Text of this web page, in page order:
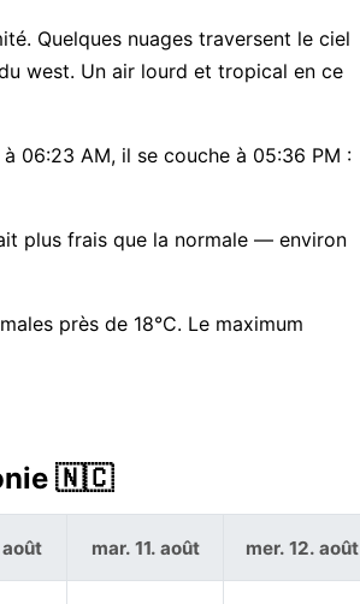
Quelques nuages traversent le ciel
west. Un air lourd et tropical en ce
06:23 AM, il se couche à 05:36 PM :
plus frais que la normale — environ
près de 18°C. Le maximum
🇳🇨
août mar. 11. août mer. 12. août